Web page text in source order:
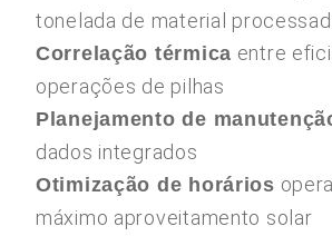
tonelada de material
Correlação térmica entre
operações de pilhas
Planejamento de
dados integrados
Otimização de horários
máximo aproveitamento solar